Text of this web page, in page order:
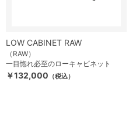
LOW CABINET RAW
（RAW）
一目惚れ必至のローキャビネット
￥132,000 （税込）